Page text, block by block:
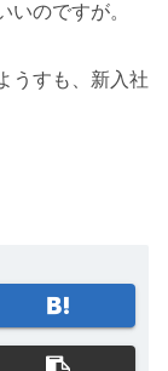
いのですが。
うすも、 新入社